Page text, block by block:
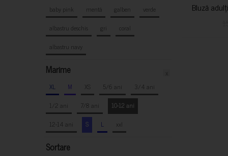
baby pink
mentă galben
verde
albastru deschis
gri
coral
albastru navy
Marime
XL M XS 5/6 ani
3/4 ani
1/2 ani
7/8 ani
10-12 ani
12-14 ani
S L xxl
Sortare
Bluză